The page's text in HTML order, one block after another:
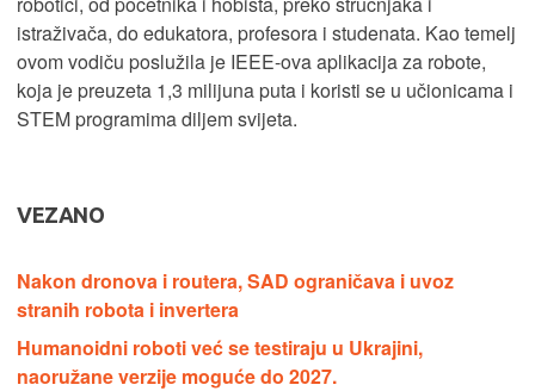
istraživača, do edukatora, profesora i studenata. Kao temelj
ovom vodiču poslužila je IEEE-ova aplikacija za robote,
koja je preuzeta 1,3 milijuna puta i koristi se u učionicama i
STEM programima diljem svijeta.
VEZANO
Nakon dronova i routera, SAD ograničava i uvoz
stranih robota i invertera
Humanoidni roboti već se testiraju u Ukrajini,
naoružane verzije moguće do 2027.